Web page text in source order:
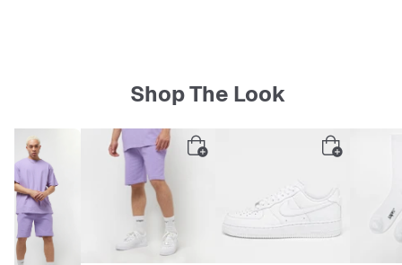
Napomena o veličini:Malcolm je visok 1,81 m, vitke
građe i nosi veličinu Large.
Shop The Look